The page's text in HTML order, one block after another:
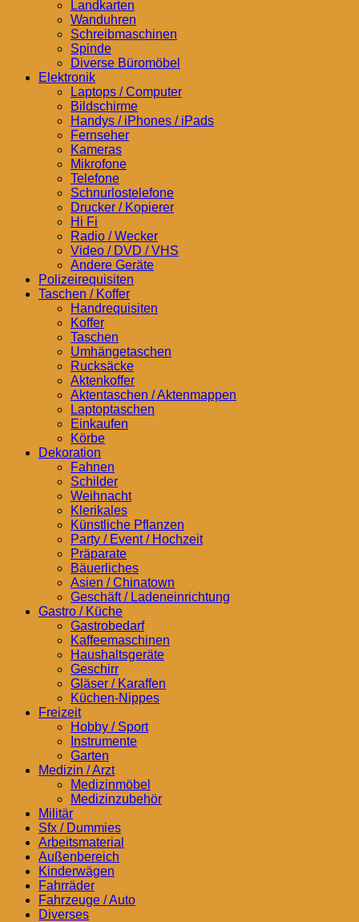
Landkarten
Wanduhren
Schreibmaschinen
Spinde
Diverse Büromöbel
Elektronik
Laptops / Computer
Bildschirme
Handys / iPhones / iPads
Fernseher
Kameras
Mikrofone
Telefone
Schnurlostelefone
Drucker / Kopierer
Hi Fi
Radio / Wecker
Video / DVD / VHS
Andere Geräte
Polizeirequisiten
Taschen / Koffer
Handrequisiten
Koffer
Taschen
Umhängetaschen
Rucksäcke
Aktenkoffer
Aktentaschen / Aktenmappen
Laptoptaschen
Einkaufen
Körbe
Dekoration
Fahnen
Schilder
Weihnacht
Klerikales
Künstliche Pflanzen
Party / Event / Hochzeit
Präparate
Bäuerliches
Asien / Chinatown
Geschäft / Ladeneinrichtung
Gastro / Küche
Gastrobedarf
Kaffeemaschinen
Haushaltsgeräte
Geschirr
Gläser / Karaffen
Küchen-Nippes
Freizeit
Hobby / Sport
Instrumente
Garten
Medizin / Arzt
Medizinmöbel
Medizinzubehör
Militär
Sfx / Dummies
Arbeitsmaterial
Außenbereich
Kinderwägen
Fahrräder
Fahrzeuge / Auto
Diverses